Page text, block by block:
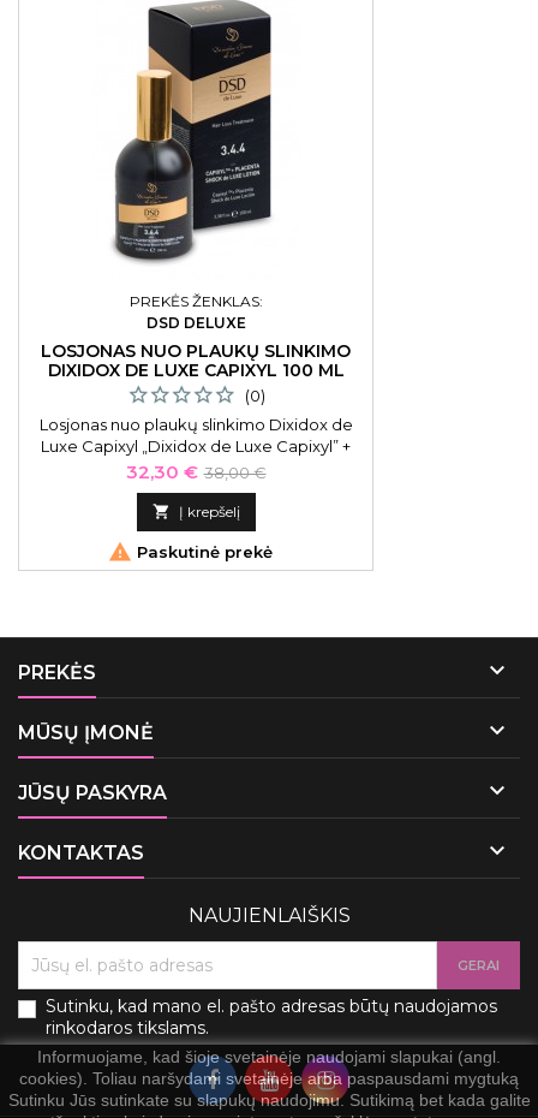
PREKĖS ŽENKLAS:
DSD DELUXE
LOSJONAS NUO PLAUKŲ SLINKIMO
DIXIDOX DE LUXE CAPIXYL 100 ML
(0)
Losjonas nuo plaukų slinkimo Dixidox de
Luxe Capixyl „Dixidox de Luxe Capixyl” +
„Placenta Shock de Luxe Lotion” 100 ml.
Hidrolizuotas keratinas pagerina plaukų
struktūrą, suteikia plaukams ypatingo
žvilgesio ir purumo.
Kaina
32,30 € Bazinė
kaina
38,00 €
 Į krepšelį
 Paskutinė prekė
PREKĖS 
MŪSŲ ĮMONĖ 
JŪSŲ PASKYRA 
KONTAKTAS 
Informuojame, kad šioje svetainėje naudojami slapukai (angl.
cookies). Toliau naršydami svetainėje arba paspausdami mygtuką
Sutinku Jūs sutinkate su slapukų naudojimu. Sutikimą bet kada galite
NAUJIENLAIŠKIS
Sutinku, kad mano el. pašto adresas būtų naudojamos
rinkodaros tikslams.